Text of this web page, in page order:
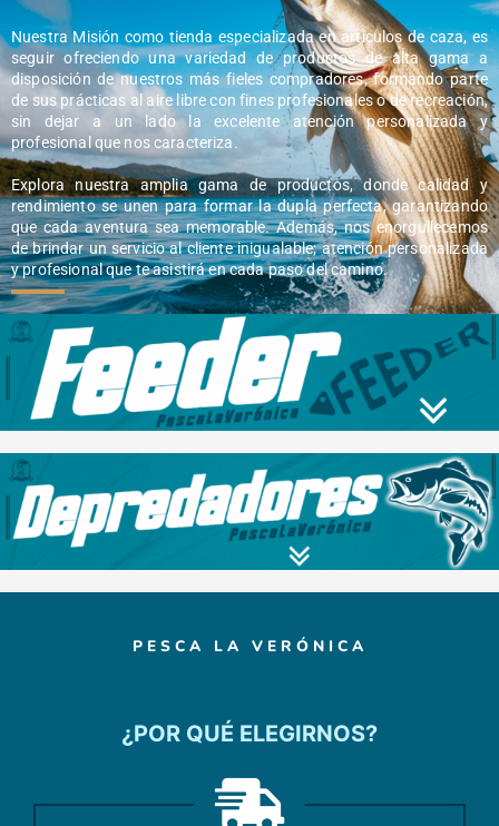
Nuestra Misión como tienda especializada en artículos de caza, es
seguir ofreciendo una variedad de productos de alta gama a
disposición de nuestros más fieles compradores, formando parte
de sus prácticas al aire libre con fines profesionales o de recreación,
sin dejar a un lado la excelente atención personalizada y
profesional que nos caracteriza.
Explora nuestra amplia gama de productos, donde calidad y
rendimiento se unen para formar la dupla perfecta, garantizando
que cada aventura sea memorable. Además, nos enorgullecemos
de brindar un servicio al cliente inigualable; atención personalizada
y profesional que te asistirá en cada paso del camino.
PESCA LA VERÓNICA
¿POR QUÉ ELEGIRNOS?